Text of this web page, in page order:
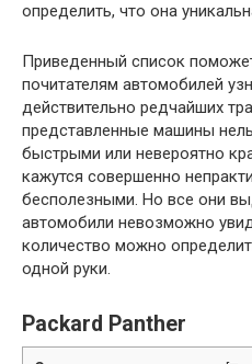
определить, что она
Приведенный список
почитателям автомобилей
действительно редчайших
представленные машины
быстрыми или невероятно
кажутся совершенно
бесполезными. Но все они
автомобили невозможно
количество можно
одной руки.
Packard Panther